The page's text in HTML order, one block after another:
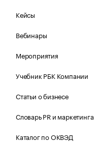
Кейсы
Вебинары
Мероприятия
Учебник РБК Компании
Статьи о бизнесе
Словарь PR и маркетинга
Каталог по ОКВЭД